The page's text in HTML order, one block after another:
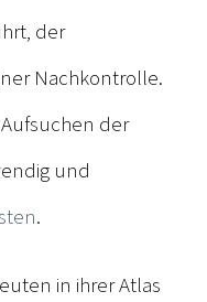
der
Nachkontrolle.
der
und
.
in ihrer Atlas